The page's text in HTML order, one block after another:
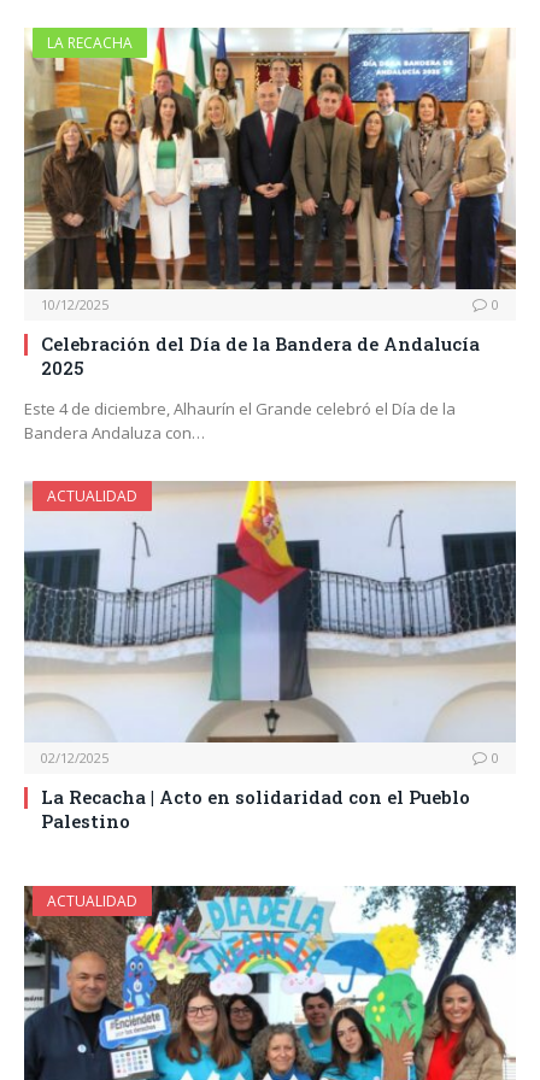
LA RECACHA
10/12/2025 0
Celebración del Día de la Bandera de Andalucía
2025
Este 4 de diciembre, Alhaurín el Grande celebró el Día de la
Bandera Andaluza con…
ACTUALIDAD
02/12/2025 0
La Recacha | Acto en solidaridad con el Pueblo
Palestino
ACTUALIDAD